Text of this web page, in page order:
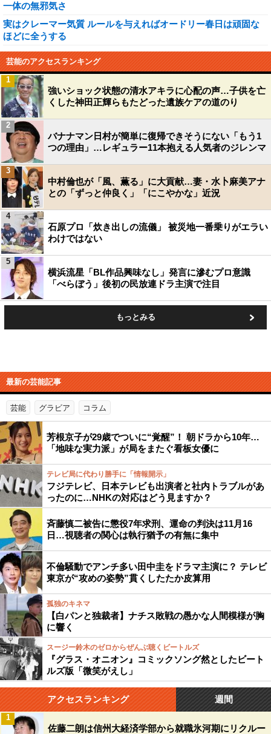
一体の無邪気さ
実はクレーマー気質 ルールを与えればオードリー春日は頑固な
ほどに全うする
芸能のアクセスランキング
強いショック状態の清水アキラに心配の声…子供を亡
くした神田正輝らもたどった遺族ケアの道のり
1
バナナマン日村が簡単に復帰できそうにない「もう1
つの理由」…レギュラー11本抱える人気者のジレンマ
2
中村倫也が「風、薫る」に大貢献…妻・水卜麻美アナ
との「ずっと仲良く」「にこやかな」近況
3
石原プロ「炊き出しの流儀」 被災地一番乗りがエラい
わけではない
4
横浜流星「BL作品興味なし」発言に滲むプロ意識
「べらぼう」後初の民放連ドラ主演で注目
5
もっとみる
最新の芸能記事
芸能 グラビア コラム
芳根京子が29歳でついに“覚醒”！ 朝ドラから10年…
「地味な実力派」が局をまたぐ看板女優に
テレビ局に代わり勝手に「情報開示」
フジテレビ、日本テレビも出演者と社内トラブルがあ
ったのに…NHKの対応はどう見ますか？
斉藤慎二被告に懲役7年求刑、運命の判決は11月16
日…視聴者の関心は執行猶予の有無に集中
不倫騒動でアンチ多い田中圭をドラマ主演に？ テレビ
東京が“攻めの姿勢”貫くしたたか皮算用
孤独のキネマ
【白パンと独裁者】ナチス敗戦の愚かな人間模様が胸
に響く
スージー鈴木のゼロからぜんぶ聴くビートルズ
『グラス・オニオン』コミックソング然としたビート
ルズ版「微笑がえし」
アクセスランキング 週間
佐藤二朗は信州大経済学部から就職氷河期にリクルー
1